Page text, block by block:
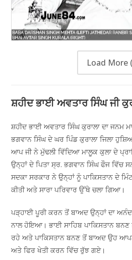
Load More
ਸ਼ਹੀਦ ਭਾਈ ਅਵਤਾਰ ਸਿੰਘ ਜੀ
ਸ਼ਹੀਦ ਭਾਈ ਅਵਤਾਰ ਸਿੰਘ ਕੁਰਾਲਾ ਦਾ ਜਨਮ
ਭਗਵਾਨ ਸਿੰਘ ਦੇ ਘਰ ਪਿੰਡ ਕੁਰਾਲਾ ਜਿਲਾ
ਆਪ ਜੀ ਨੇ ਮੁੱਢਲੀ ਵਿੱਦਿਆ ਮਾਲੂਕ ਕੁਲਾ ਦੇ
ਉਨ੍ਹਾਂ ਦੇ ਪਿਤਾ ਸ੍ਰ. ਭਗਵਾਨ ਸਿੰਘ ਫੌਜ ਵਿੱਚ
ਸਦਕਾ ਸਰਕਾਰ ਨੇ ਉਨ੍ਹਾਂ ਨੂੰ ਪਾਕਿਸਤਾਨ ਦੇ
ਕੀਤੀ ਅਤੇ ਸਾਰਾ ਪਰਿਵਾਰ ਉੱਥੇ ਚਲਾ ਗਿਆ।
ਪੜ੍ਹਾਈ ਪੂਰੀ ਕਰਨ ਤੋਂ ਬਾਅਦ ਉਨ੍ਹਾਂ ਦਾ
ਨਾਲ ਹੋਇਆ। ਭਾਈ ਸਾਹਿਬ ਪਾਕਿਸਤਾਨ
ਰਹੇ ਅਤੇ ਪਾਕਿਸਤਾਨ ਬਨਣ ਤੋਂ ਬਾਅਦ ਉਹ
ਅਤੇ ਫਿਰ ਖੇਤੀ ਕਰਨ ਵਿੱਚ ਰੁੱਝ ਗਏ।